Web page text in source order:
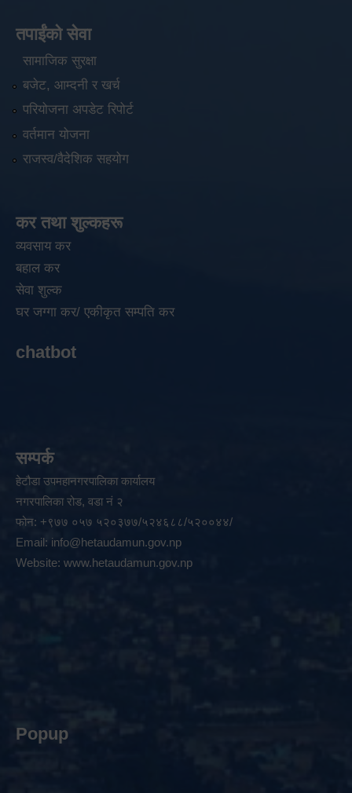
तपाईंको सेवा
सामाजिक सुरक्षा
बजेट, आम्दनी र खर्च
परियोजना अपडेट रिपोर्ट
वर्तमान योजना
राजस्व/वैदेशिक सहयोग
कर तथा शुल्कहरू
व्यवसाय कर
बहाल कर
सेवा शुल्क
घर जग्गा कर/ एकीकृत सम्पति कर
chatbot
सम्पर्क
हेटौडा उपमहानगरपालिका कार्यालय
नगरपालिका रोड, वडा नं २
फोन: +९७७ ०५७ ५२०३७७/५२४६८८/५२००४४/
Email: info@hetaudamun.gov.np
Website: www.hetaudamun.gov.np
Popup